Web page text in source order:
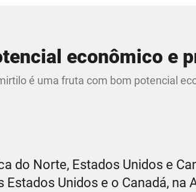
econômico e
é uma fruta com bom potencial
do Norte, Estados Unidos e
Unidos e o Canadá, na